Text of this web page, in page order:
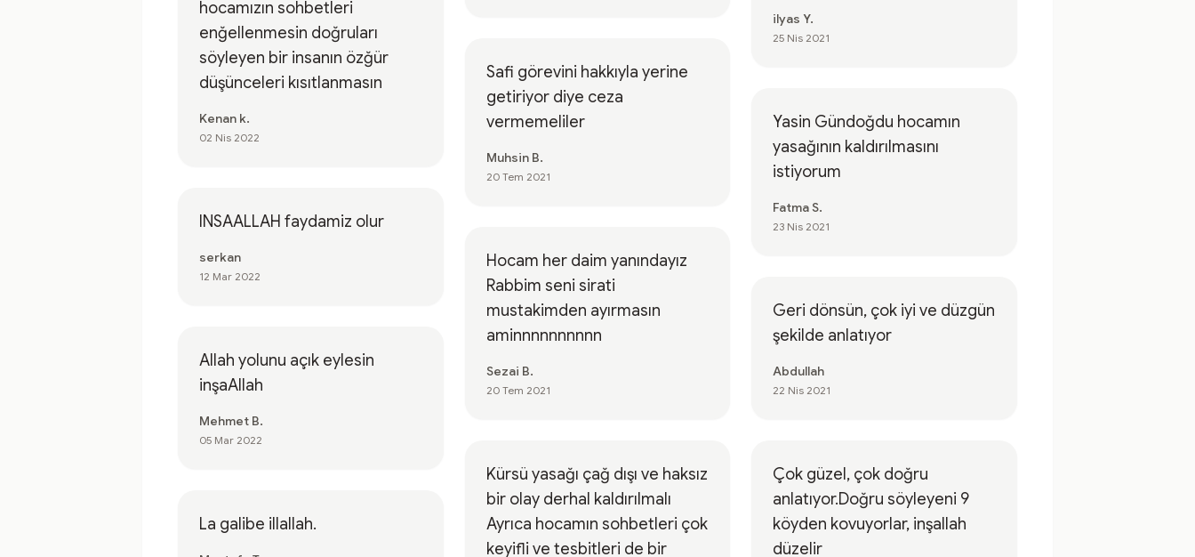
hocamızın sohbetleri
enğellenmesin doğruları
söyleyen bir insanın özğür
düşünceleri kısıtlanmasın
Kenan k.
02 Nis 2022
INSAALLAH faydamiz olur
serkan
12 Mar 2022
Allah yolunu açık eylesin
inşaAllah
Mehmet B.
05 Mar 2022
La galibe illallah.
Safi görevini hakkıyla yerine
getiriyor diye ceza
vermemeliler
Muhsin B.
20 Tem 2021
Hocam her daim yanındayız
Rabbim seni sirati
mustakimden ayırmasın
aminnnnnnnnnn
Sezai B.
20 Tem 2021
Kürsü yasağı çağ dışı ve haksız
bir olay derhal kaldırılmalı
Ayrıca hocamın sohbetleri çok
keyifli ve tesbitleri de bir
ilyas Y.
25 Nis 2021
Yasin Gündoğdu hocamın
yasağının kaldırılmasını
istiyorum
Fatma S.
23 Nis 2021
Geri dönsün, çok iyi ve düzgün
şekilde anlatıyor
Abdullah
22 Nis 2021
Çok güzel, çok doğru
anlatıyor.Doğru söyleyeni 9
köyden kovuyorlar, inşallah
düzelir